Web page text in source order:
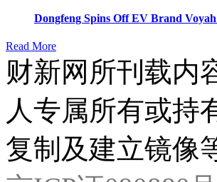
Dongfeng Spins Off EV Brand
Read More
财新网所刊载内
人专属所有或持
复制及建立镜像